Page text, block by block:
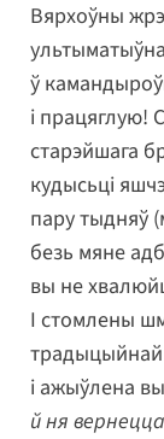
Вярхоўны
ў
і працяглую!
старэйшага
кудысьці
пару тыдняў
безь мяне
вы не
І стомлены
традыцыйнай
і ажыўлена
й ня